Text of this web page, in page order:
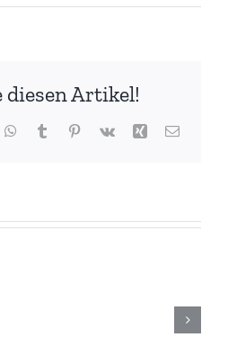
diesen Artikel!
WhatsApp
TumblrPinterest
Vk Xing E-